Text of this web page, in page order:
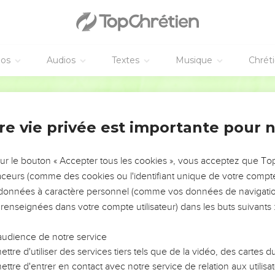
Audios Textes Musique
deux globes des chapiteaux qui étaient sur le sommet des
pour les deux réseaux, deux rangs de grenades à un
et les pelles, et les bassins. Et tous ces objets, que Hiram fit
d'airain poli.
la plaine du Jourdain, dans l'épaisseur du sol, entre Succoth
les objets sans les peser, à cause de leur très-grand nombre,
objets qui étaient dans la maison de l'Éternel : l'autel d'or ; et
pur, cinq à droite, et cinq à gauche, devant l'oracle ; et les
vie privée est importante pour
le bouton « Accepter tous les cookies », vous acceptez que
(comme des cookies ou l'identifiant unique de votre
à caractère personnel (comme vos données de
dans votre compte utilisateur) dans les buts suivants :
de notre service
d'utiliser des services tiers tels que de la vidéo, des cartes
d'entrer en contact avec notre service de relation aux